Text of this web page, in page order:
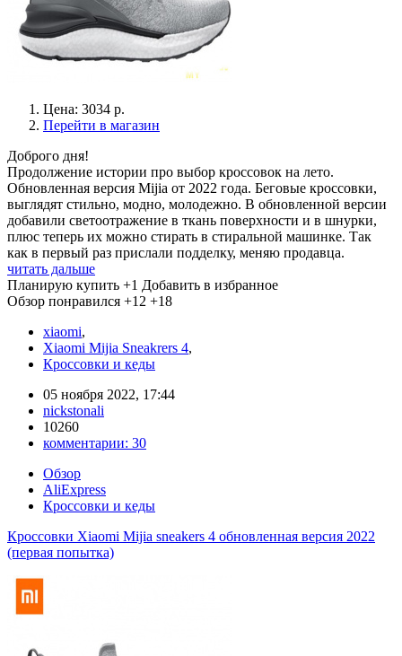
Цена: 3034 р.
Перейти в магазин
Доброго дня!
Продолжение истории про выбор кроссовок на лето.
Обновленная версия Mijia от 2022 года. Беговые кроссовки,
выглядят стильно, модно, молодежно. В обновленной версии
добавили светоотражение в ткань поверхности и в шнурки,
плюс теперь их можно стирать в стиральной машинке. Так
как в первый раз прислали подделку, меняю продавца.
читать дальше
Планирую купить +1 Добавить в избранное
Обзор понравился +12 +18
xiaomi,
Xiaomi Mijia Sneakrers 4,
Кроссовки и кеды
05 ноября 2022, 17:44
nickstonali
10260
комментарии: 30
Обзор
AliExpress
Кроссовки и кеды
Кроссовки Xiaomi Mijia sneakers 4 обновленная версия 2022
(первая попытка)